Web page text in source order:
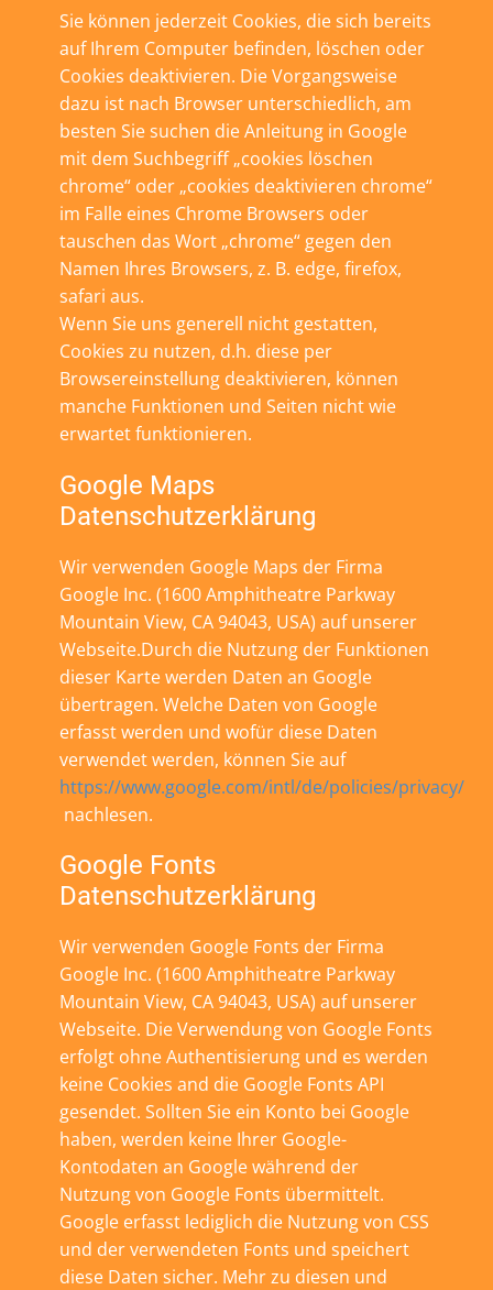
Sie können jederzeit Cookies, die sich bereits
auf Ihrem Computer befinden, löschen oder
Cookies deaktivieren. Die Vorgangsweise
dazu ist nach Browser unterschiedlich, am
besten Sie suchen die Anleitung in Google
mit dem Suchbegriff „cookies löschen
chrome“ oder „cookies deaktivieren chrome“
im Falle eines Chrome Browsers oder
tauschen das Wort „chrome“ gegen den
Namen Ihres Browsers, z. B. edge, firefox,
safari aus.
Wenn Sie uns generell nicht gestatten,
Cookies zu nutzen, d.h. diese per
Browsereinstellung deaktivieren, können
manche Funktionen und Seiten nicht wie
erwartet funktionieren.
Google Maps
Datenschutzerklärung
Wir verwenden Google Maps der Firma
Google Inc. (1600 Amphitheatre Parkway
Mountain View, CA 94043, USA) auf unserer
Webseite.Durch die Nutzung der Funktionen
dieser Karte werden Daten an Google
übertragen. Welche Daten von Google
erfasst werden und wofür diese Daten
verwendet werden, können Sie auf
https://www.google.com/intl/de/policies/privacy/
nachlesen.
Google Fonts
Datenschutzerklärung
Wir verwenden Google Fonts der Firma
Google Inc. (1600 Amphitheatre Parkway
Mountain View, CA 94043, USA) auf unserer
Webseite. Die Verwendung von Google Fonts
erfolgt ohne Authentisierung und es werden
keine Cookies and die Google Fonts API
gesendet. Sollten Sie ein Konto bei Google
haben, werden keine Ihrer Google-
Kontodaten an Google während der
Nutzung von Google Fonts übermittelt.
Google erfasst lediglich die Nutzung von CSS
und der verwendeten Fonts und speichert
diese Daten sicher. Mehr zu diesen und